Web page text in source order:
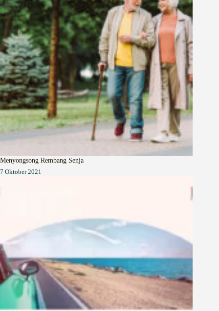
Menyongsong Rembang Senja
7 Oktober 2021